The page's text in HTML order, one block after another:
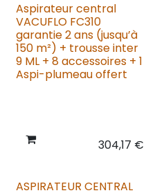
Aspirateur central
VACUFLO FC310
garantie 2 ans (jusqu’à
150 m²) + trousse inter
9 ML + 8 accessoires + 1
Aspi-plumeau offert
304,17 €
ASPIRATEUR CENTRAL